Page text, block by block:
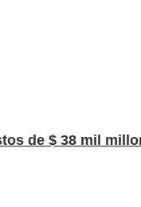
de $ 38 mil